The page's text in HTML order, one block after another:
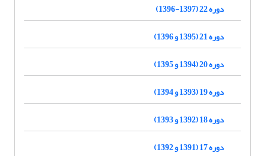
دوره 22 (1397-1396)
دوره 21 (1395 و 1396)
دوره 20 (1394 و 1395)
دوره 19 (1393 و 1394)
دوره 18 (1392 و 1393)
دوره 17 (1391 و 1392)